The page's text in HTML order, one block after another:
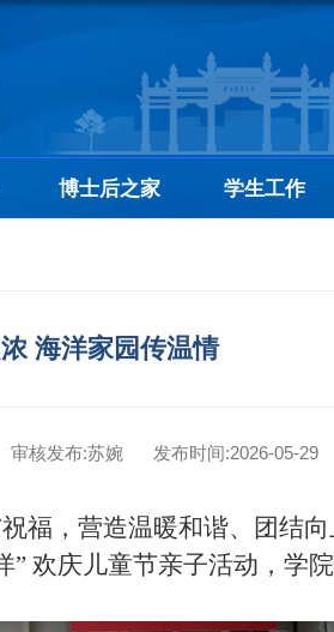
博士后之家 学生工作
海洋家园传温情
审核发布:苏婉 发布时间:2026-05-29
福，营造温暖和谐、团结
欢庆儿童节亲子活动，学